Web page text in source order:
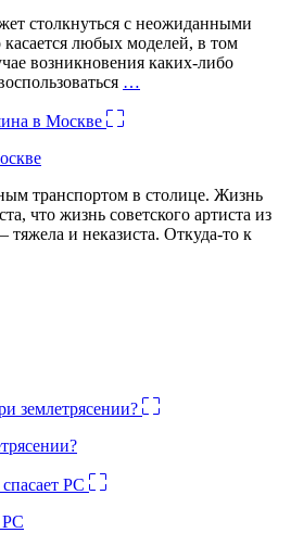
столкнуться с неожиданными
любых моделей, в том
возникновения каких-либо
…
транспортом в столице. Жизнь
что жизнь советского артиста из
и неказиста. Откуда-то к